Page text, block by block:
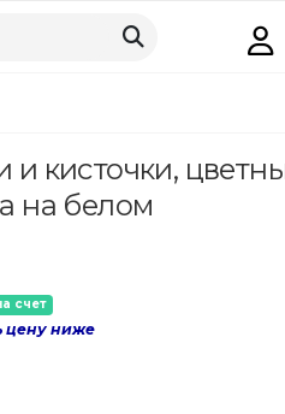
кисточки,
на белом
счет
цену ниже